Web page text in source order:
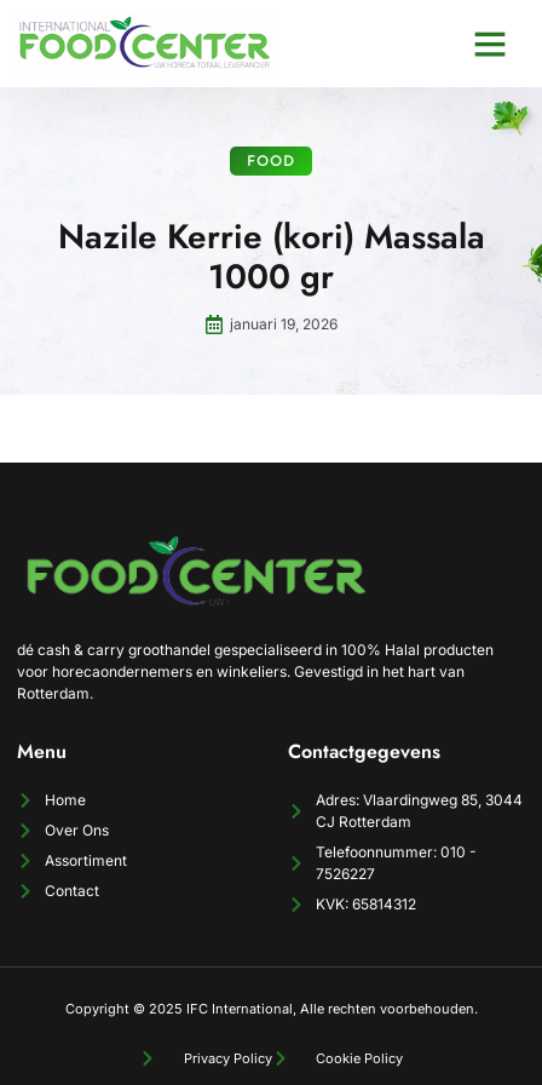
FOOD
Nazile Kerrie (kori) Massala
1000 gr
januari 19, 2026
dé cash & carry groothandel gespecialiseerd in 100% Halal producten
voor horecaondernemers en winkeliers. Gevestigd in het hart van
Rotterdam.
Menu
Home
Over Ons
Assortiment
Contact
Contactgegevens
Adres: Vlaardingweg 85, 3044
CJ Rotterdam
Telefoonnummer: 010 -
7526227
KVK: 65814312
Copyright © 2025 IFC International, Alle rechten voorbehouden.
Privacy Policy Cookie Policy